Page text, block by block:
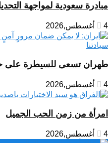
مبادرة سعودية لمواجهة
4 أغسطس,2026
طهران تسعى للسيطرة على
4 أغسطس,2026
امرأة من زمن الحب الجميل
4 أغسطس,2026